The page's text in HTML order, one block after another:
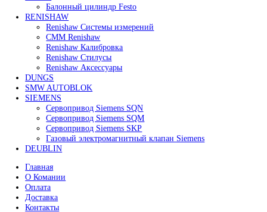
HEIDENHAIN
Линейные энкодеры Heidenhain LS 628C
Линейные энкодеры Heidenhain LS 688C
Линейные энкодеры Heidenhain LC 185
Линейные энкодеры Heidenhain LC 195F
FANUC ROBOT
Робот Fanuc LR Mate
Робот Fanuc для сварки
Коллаборативные-роботы FANUC
Робот Delta Fanuc
Редуктор Fanuc Робот
FESTO
Балонный цилиндр Festo
Renishaw Системы измерений
CMM Renishaw
Renishaw Калибровка
Renishaw Cтилусы